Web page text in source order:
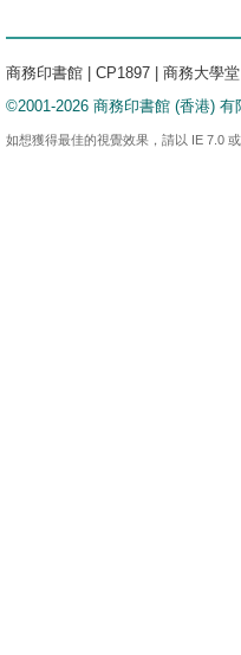
商務印書館 CP1897 商務大學堂
©2001-2026 商務印書館 (香港) 有
如想獲得最佳的視覺效果，請以 IE 7.0